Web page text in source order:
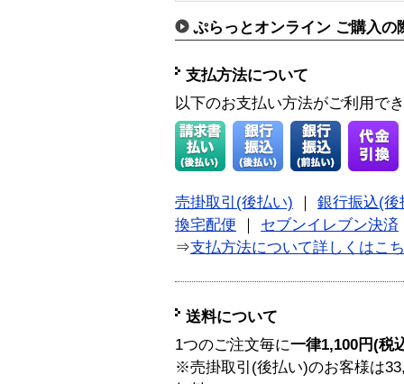
ぷらっとオンライン ご購入の
支払方法について
以下のお支払い方法がご利用で
売掛取引(後払い) ｜ 銀行振込(後
換宅配便 ｜ セブンイレブン決済
⇒支払方法について詳しくはこ
送料について
1つのご注文毎に一律1,100円(税
※売掛取引(後払い)のお客様は